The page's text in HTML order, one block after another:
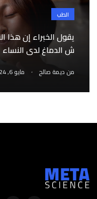
الطب
يقول الخبراء إن هذا
ش الدماغ لدى النساء
من ديمة صالح . مايو 6, 2024